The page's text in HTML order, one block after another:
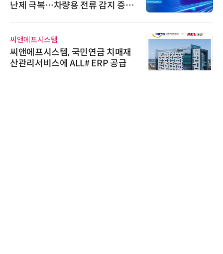
난제 극복…차량용 전류 감지 증폭
씨앤에프시스템
씨앤에프시스템, 국민연금 치매재
산관리서비스에 ALL# ERP 공급